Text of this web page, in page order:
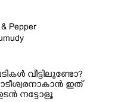
വീട്ടിലുണ്ടോ?​
ഇത്
ഉടൻ നട്ടോളൂ